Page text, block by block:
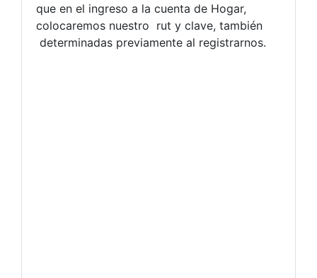
que en el ingreso a la cuenta de Hogar,
colocaremos nuestro rut y clave, también
determinadas previamente al registrarnos.